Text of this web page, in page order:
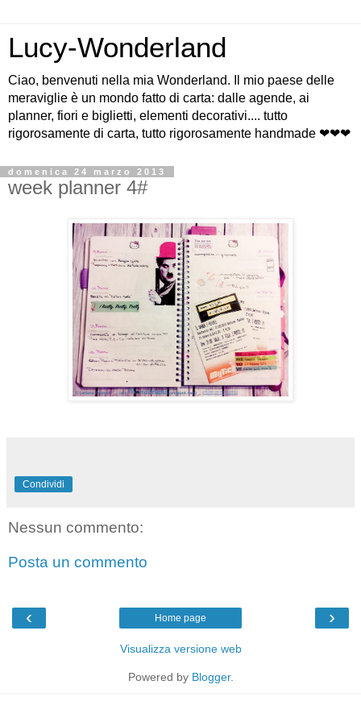
Lucy-Wonderland
Ciao, benvenuti nella mia Wonderland. Il mio paese delle
meraviglie è un mondo fatto di carta: dalle agende, ai
planner, fiori e biglietti, elementi decorativi.... tutto
rigorosamente di carta, tutto rigorosamente handmade ❤❤❤
domenica 24 marzo 2013
week planner 4#
Condividi
Nessun commento:
Posta un commento
‹ ›
Home page
Visualizza versione web
Powered by Blogger.